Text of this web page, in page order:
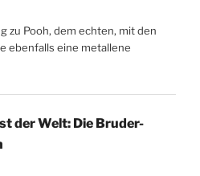
zu Pooh, dem echten, mit den
ebenfalls eine metallene
der Welt: Die Bruder-